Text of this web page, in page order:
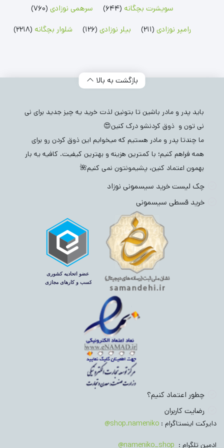
سویشرت بچگانه (644) سرهمی نوزادی (760)
رامپر نوزادی (211) بیلر نوزادی (126) شلوار بچگانه (2218)
بازگشت به بالا
باید پدر و مادر باشین تا بتونین لذت خرید یه چیز جدید برای نی
نی تون و ذوق کردنشو درک کنین😍
ما چندتا پدر و مادر هستیم که میخوایم این ذوق کردن رو برای
همه فراهم کنیم؛ با کمترین هزینه و بهترین کیفیت. کافیه یه بار
بهمون اعتماد کنین، پشیمونتون نمی کنیم🌺
چک لیست خرید سیسمونی نوزاد
خرید قسطی سیسمونی
چطور اعتماد کنیم؟
رضایت کاربران
دایرکت اینستاگرام : shop.nameniko@
ادمین تلگرام : nameniko_shop@